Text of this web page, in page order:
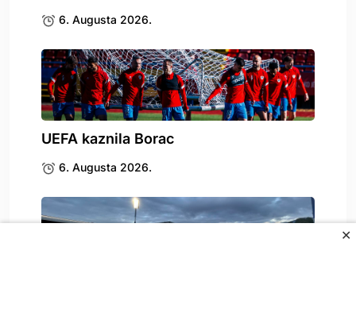
✕
6. Augusta 2026.
UEFA kaznila Borac
6. Augusta 2026.